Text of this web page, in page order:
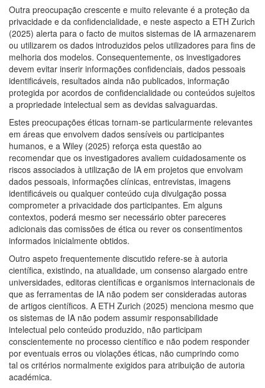
Outra preocupação crescente e muito relevante é a proteção da
privacidade e da confidencialidade, e neste aspecto a ETH Zurich
(2025) alerta para o facto de muitos sistemas de IA armazenarem
ou utilizarem os dados introduzidos pelos utilizadores para fins de
melhoria dos modelos. Consequentemente, os investigadores
devem evitar inserir informações confidenciais, dados pessoais
identificáveis, resultados ainda não publicados, informação
protegida por acordos de confidencialidade ou conteúdos sujeitos
a propriedade intelectual sem as devidas salvaguardas.
Estes preocupações éticas tornam-se particularmente relevantes
em áreas que envolvem dados sensíveis ou participantes
humanos, e a Wiley (2025) reforça esta questão ao
recomendar que os investigadores avaliem cuidadosamente os
riscos associados à utilização de IA em projetos que envolvam
dados pessoais, informações clínicas, entrevistas, imagens
identificáveis ou qualquer conteúdo cuja divulgação possa
comprometer a privacidade dos participantes. Em alguns
contextos, poderá mesmo ser necessário obter pareceres
adicionais das comissões de ética ou rever os consentimentos
informados inicialmente obtidos.
Outro aspeto frequentemente discutido refere-se à autoria
científica, existindo, na atualidade, um consenso alargado entre
universidades, editoras científicas e organismos internacionais de
que as ferramentas de IA não podem ser consideradas autoras
de artigos científicos. A ETH Zurich (2025) menciona mesmo que
os sistemas de IA não podem assumir responsabilidade
intelectual pelo conteúdo produzido, não participam
conscientemente no processo científico e não podem responder
por eventuais erros ou violações éticas, não cumprindo como
tal os critérios normalmente exigidos para atribuição de autoria
académica.